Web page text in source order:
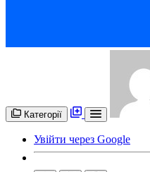
Категорії
Увійти через Google